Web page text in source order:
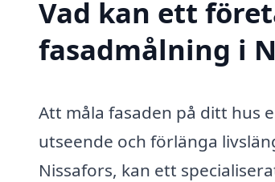
Vad kan ett
fasadmålning i
Att måla fasaden på ditt hus
utseende och förlänga
Nissafors, kan ett